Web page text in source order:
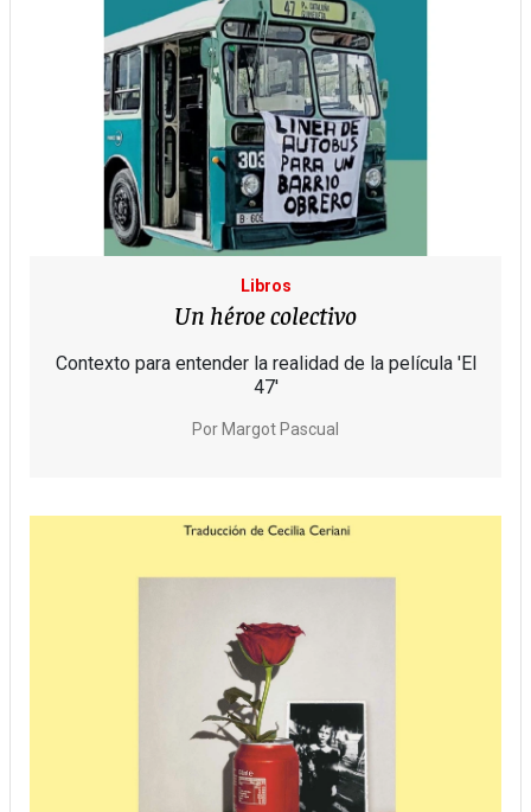
Libros
Un héroe colectivo
Contexto para entender la realidad de la película 'El
47'
Por Margot Pascual